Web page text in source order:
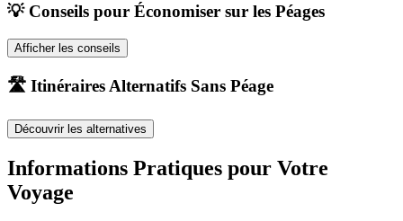
💡 Conseils pour Économiser sur les Péages
Afficher les conseils
🛣️ Itinéraires Alternatifs Sans Péage
Découvrir les alternatives
Informations Pratiques pour Votre
Voyage